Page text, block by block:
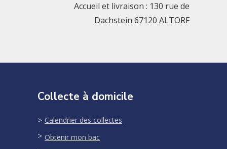
Accueil et livraison : 130 rue de
Dachstein 67120 ALTORF
Collecte à domicile
Calendrier des collectes
Obtenir mon bac